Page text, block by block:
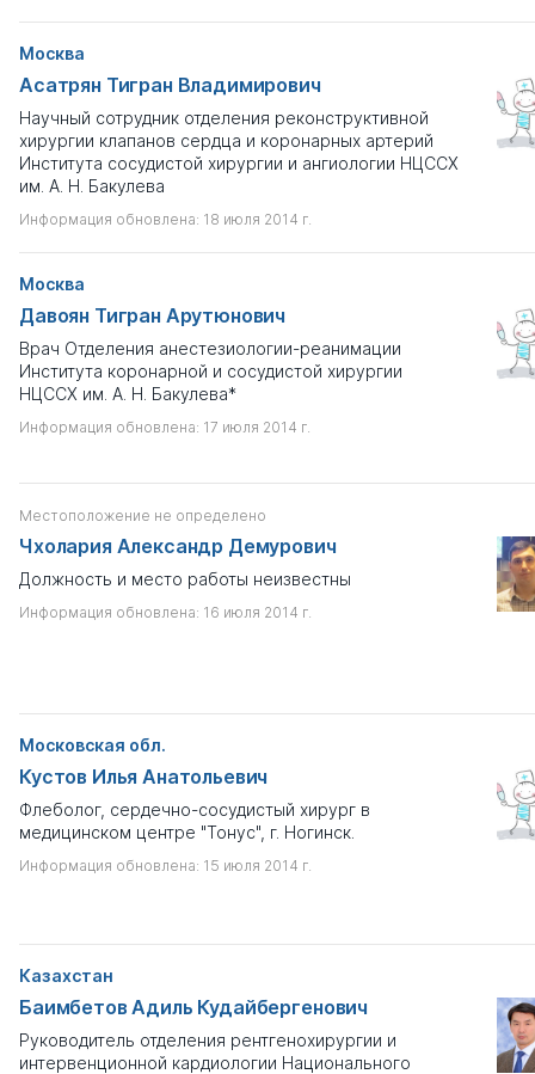
Москва
Асатрян Тигран Владимирович
Научный сотрудник отделения реконструктивной
хирургии клапанов сердца и коронарных артерий
Института сосудистой хирургии и ангиологии НЦССХ
им. А. Н. Бакулева
Информация обновлена: 18 июля 2014 г.
Москва
Давоян Тигран Арутюнович
Врач Отделения анестезиологии-реанимации
Института коронарной и сосудистой хирургии
НЦССХ им. А. Н. Бакулева*
Информация обновлена: 17 июля 2014 г.
Местоположение не определено
Чхолария Александр Демурович
Должность и место работы неизвестны
Информация обновлена: 16 июля 2014 г.
Московская обл.
Кустов Илья Анатольевич
Флеболог, сердечно-сосудистый хирург в
медицинском центре "Тонус", г. Ногинск.
Информация обновлена: 15 июля 2014 г.
Казахстан
Баимбетов Адиль Кудайбергенович
Руководитель отделения рентгенохирургии и
интервенционной кардиологии Национального